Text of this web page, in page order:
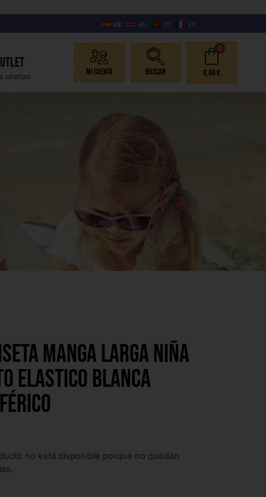
ES EN PT FR
ofertas Mi Cuenta Buscar
0
0,00€
manga larga niña
elastico blanca
no está disponible porque no quedan